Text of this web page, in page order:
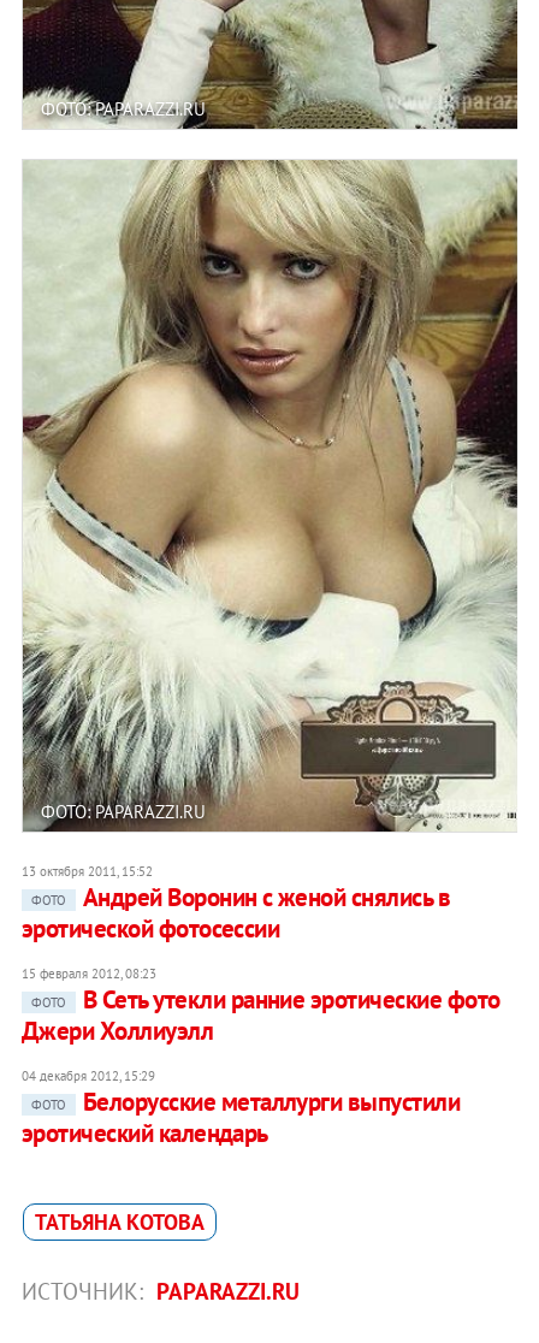
ФОТО: PAPARAZZI.RU
ФОТО: PAPARAZZI.RU
13 октября 2011, 15:52
ФОТО
Андрей Воронин с женой снялись в
эротической фотосессии
15 февраля 2012, 08:23
ФОТО
В Сеть утекли ранние эротические фото
Джери Холлиуэлл
04 декабря 2012, 15:29
ФОТО
Белорусские металлурги выпустили
эротический календарь
ТАТЬЯНА КОТОВА
ИСТОЧНИК: PAPARAZZI.RU